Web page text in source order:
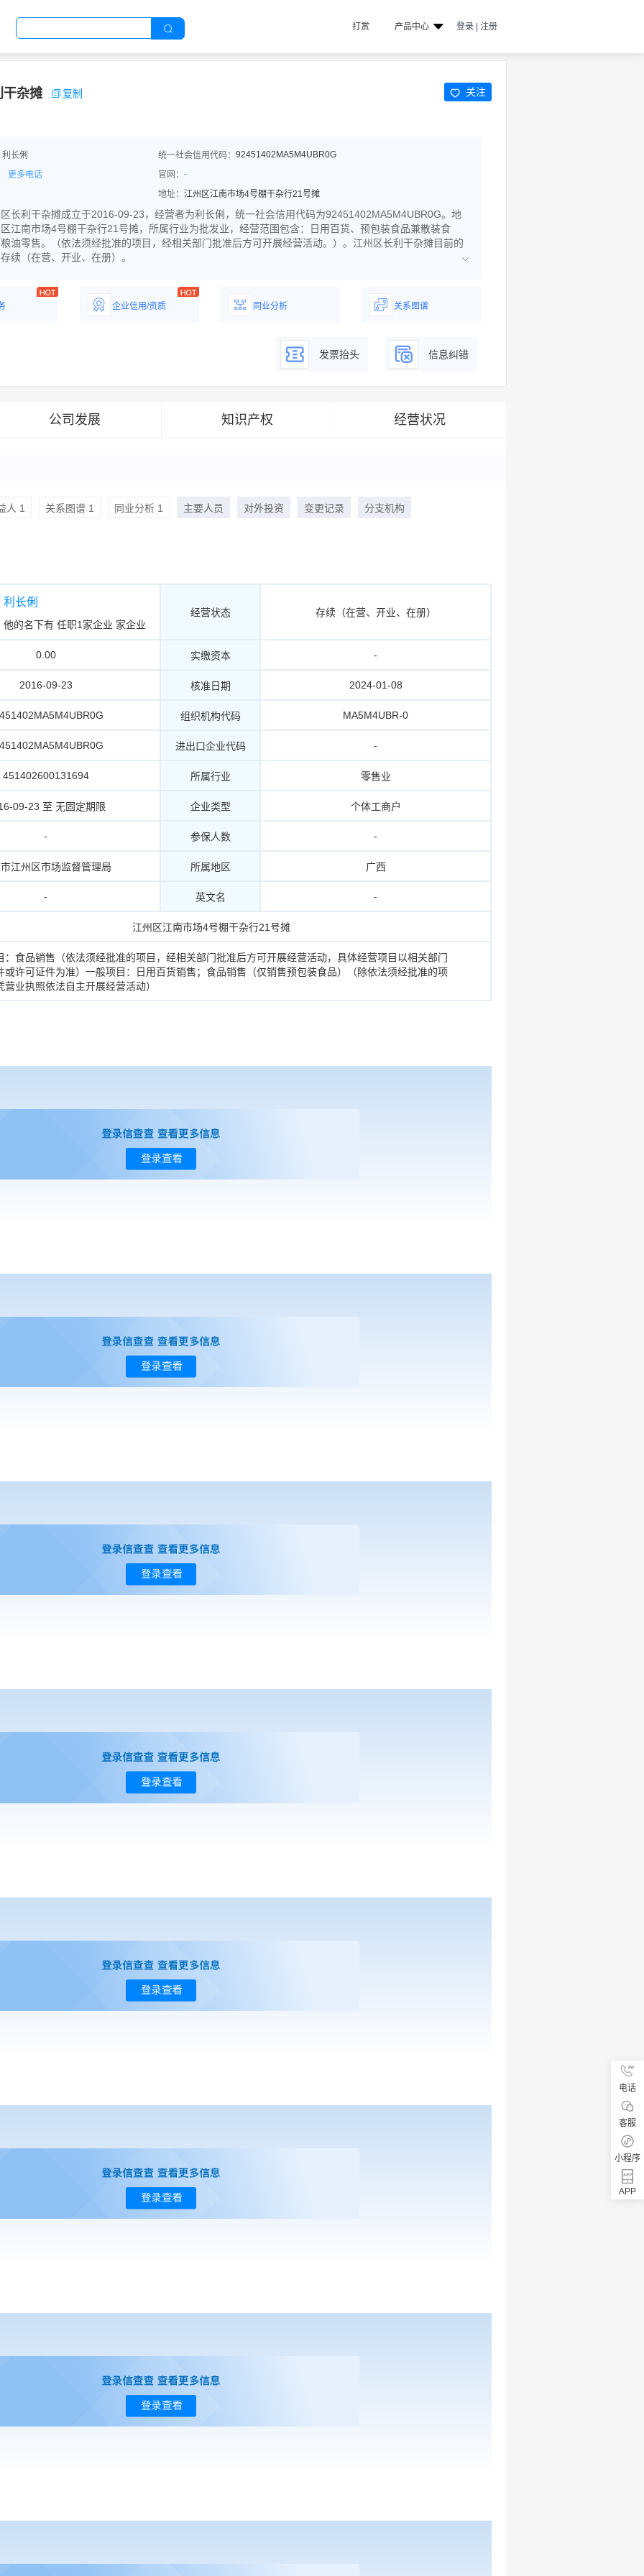
打赏 产品中心 登录 | 注册
干杂摊 复制 关注
长俐 统一社会信用代码： 92451402MA5M4UBR0G
更多电话 官网： -
地址： 江州区江南市场4号棚干杂行21号摊
长利干杂摊成立于2016-09-23，经营者为利长俐，统一社会信用代码为92451402MA5M4UBR0G。地
江南市场4号棚干杂行21号摊，所属行业为批发业，经营范围包含：日用百货、预包装食品兼散装食
油零售。（依法须经批准的项目，经相关部门批准后方可开展经营活动。）。江州区长利干杂摊目前的
续（在营、开业、在册）。
企业信用/资质
同业分析
关系图谱
发票抬头 信息纠错
公司发展 知识产权 经营状况
人 1 关系图谱 1 同业分析 1 主要人员 对外投资 变更记录 分支机构
利长俐
他的名下有 任职1家企业 家企业
经营状态 存续（在营、开业、在册）
0.00 实缴资本 -
2016-09-23 核准日期 2024-01-08
组织机构代码 MA5M4UBR-0
进出口企业代码 -
451402600131694 所属行业 零售业
09-23 至 无固定期限 企业类型 个体工商户
- 参保人数 -
江州区市场监督管理局 所属地区 广西
- 英文名 -
江州区江南市场4号棚干杂行21号摊
：食品销售（依法须经批准的项目，经相关部门批准后方可开展经营活动，具体经营项目以相关部门
或许可证件为准）一般项目：日用百货销售；食品销售（仅销售预包装食品）（除依法须经批准的项
营业执照依法自主开展经营活动）
电话
客服
小程序
APP